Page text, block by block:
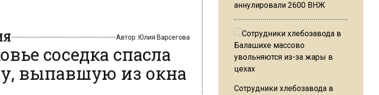
соседка спасла
выпавшую из окна
аннулировали 2600 ВНЖ
Сотрудники хлебозавода в